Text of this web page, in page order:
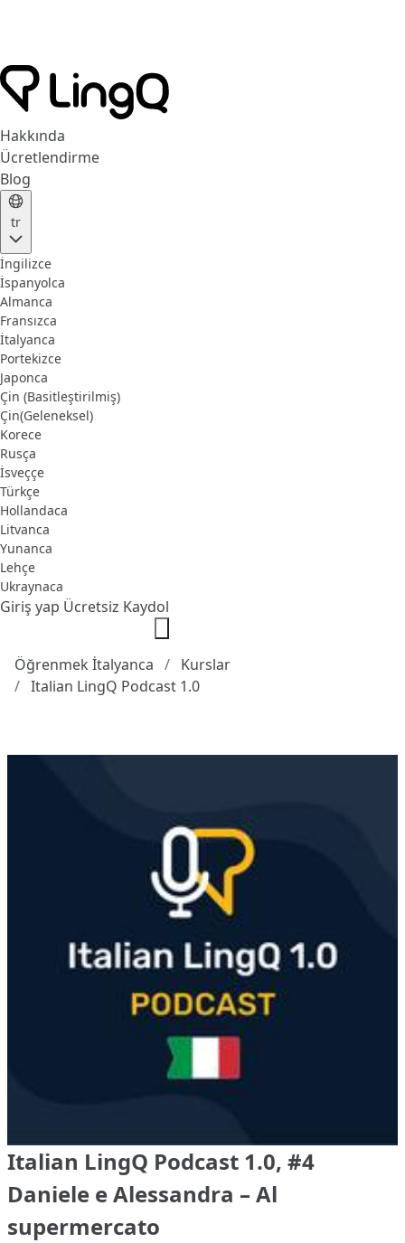
Hakkında
Ücretlendirme
Blog
tr
İngilizce
İspanyolca
Almanca
Fransızca
İtalyanca
Portekizce
Japonca
Çin (Basitleştirilmiş)
Çin(Geleneksel)
Korece
Rusça
İsveççe
Türkçe
Hollandaca
Litvanca
Yunanca
Lehçe
Ukraynaca
Giriş yap Ücretsiz Kaydol
Öğrenmek İtalyanca
Kurslar
Italian LingQ Podcast 1.0
Italian LingQ Podcast 1.0, #4
Daniele e Alessandra – Al
supermercato